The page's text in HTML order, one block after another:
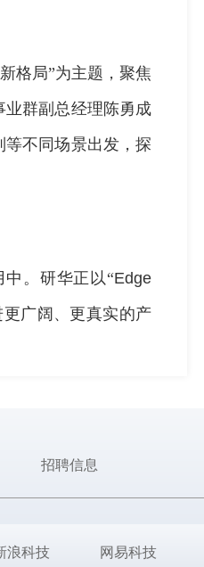
格局”为主题，聚焦
群副总经理陈勇成
不同场景出发，探
。研华正以“Edge
广阔、更真实的产
招聘信息
浪科技 网易科技